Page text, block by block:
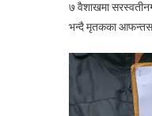
७ वैशाखमा
भन्दै मृतकका